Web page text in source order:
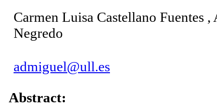
Authors:
Carmen Luisa Castellano Fuentes
admiguel@ull.es